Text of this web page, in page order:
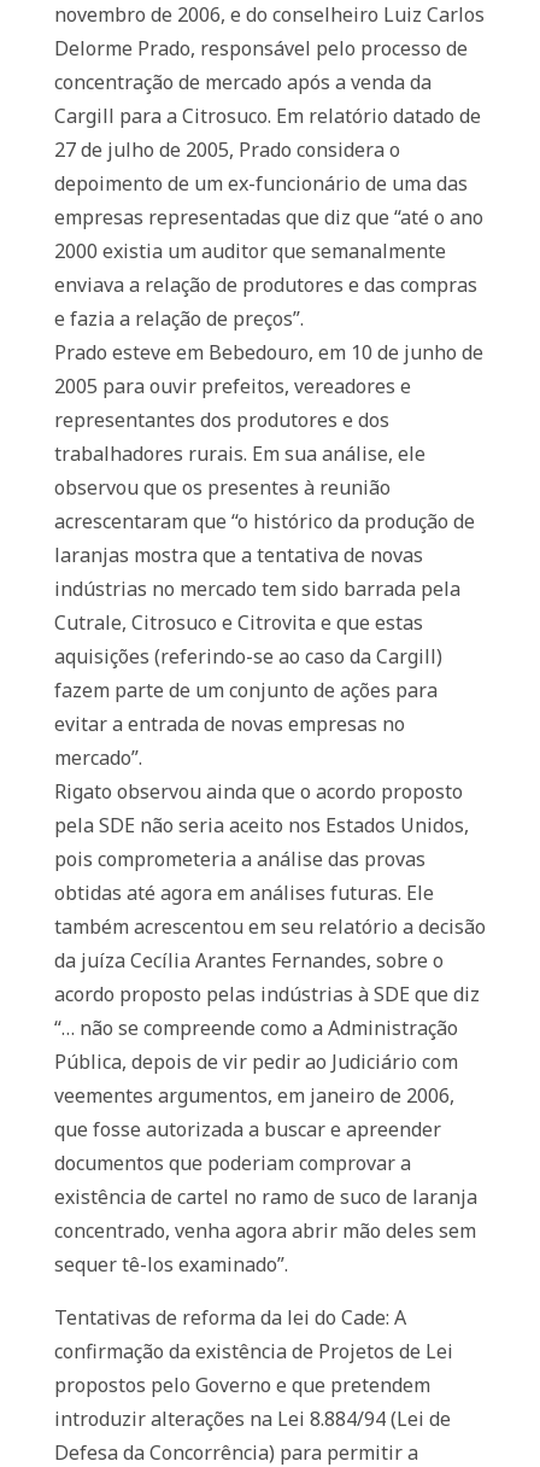
novembro de 2006, e do conselheiro Luiz Carlos
Delorme Prado, responsável pelo processo de
concentração de mercado após a venda da
Cargill para a Citrosuco. Em relatório datado de
27 de julho de 2005, Prado considera o
depoimento de um ex-funcionário de uma das
empresas representadas que diz que “até o ano
2000 existia um auditor que semanalmente
enviava a relação de produtores e das compras
e fazia a relação de preços”.
Prado esteve em Bebedouro, em 10 de junho de
2005 para ouvir prefeitos, vereadores e
representantes dos produtores e dos
trabalhadores rurais. Em sua análise, ele
observou que os presentes à reunião
acrescentaram que “o histórico da produção de
laranjas mostra que a tentativa de novas
indústrias no mercado tem sido barrada pela
Cutrale, Citrosuco e Citrovita e que estas
aquisições (referindo-se ao caso da Cargill)
fazem parte de um conjunto de ações para
evitar a entrada de novas empresas no
mercado”.
Rigato observou ainda que o acordo proposto
pela SDE não seria aceito nos Estados Unidos,
pois comprometeria a análise das provas
obtidas até agora em análises futuras. Ele
também acrescentou em seu relatório a decisão
da juíza Cecília Arantes Fernandes, sobre o
acordo proposto pelas indústrias à SDE que diz
“… não se compreende como a Administração
Pública, depois de vir pedir ao Judiciário com
veementes argumentos, em janeiro de 2006,
que fosse autorizada a buscar e apreender
documentos que poderiam comprovar a
existência de cartel no ramo de suco de laranja
concentrado, venha agora abrir mão deles sem
sequer tê-los examinado”.
Tentativas de reforma da lei do Cade: A
confirmação da existência de Projetos de Lei
propostos pelo Governo e que pretendem
introduzir alterações na Lei 8.884/94 (Lei de
Defesa da Concorrência) para permitir a